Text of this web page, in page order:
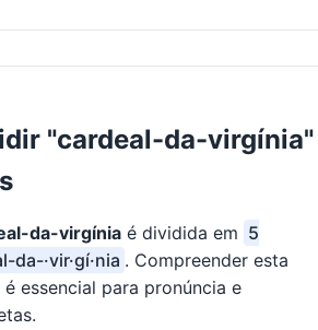
"cardeal-da-virgínia"
da-virgínia é dividida em 5
da-·vir·gí·nia . Compreender esta
essencial para pronúncia e